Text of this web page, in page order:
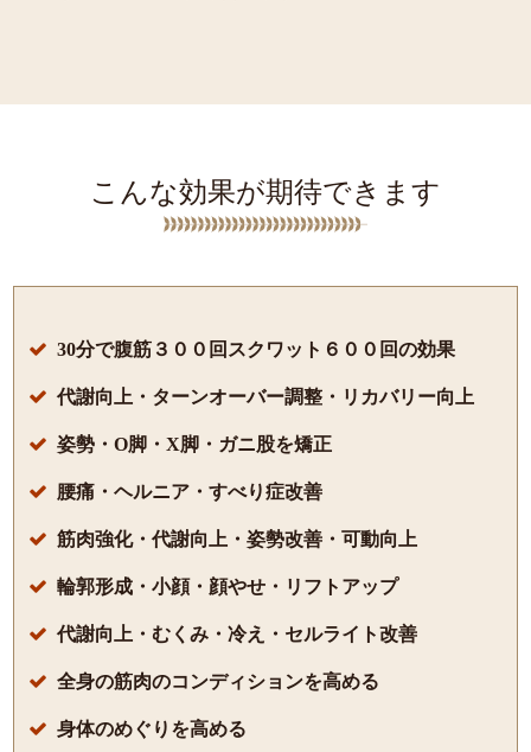
こんな効果が期待できます
 30分で腹筋３００回スクワット６００回の効果
 代謝向上・ターンオーバー調整・リカバリー向上
 姿勢・O脚・X脚・ガニ股を矯正
 腰痛・ヘルニア・すべり症改善
 筋肉強化・代謝向上・姿勢改善・可動向上
 輪郭形成・小顔・顔やせ・リフトアップ
 代謝向上・むくみ・冷え・セルライト改善
 全身の筋肉のコンディションを高める
 身体のめぐりを高める